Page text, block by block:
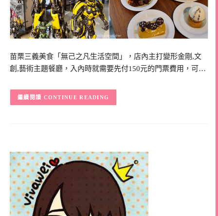
苗栗三義美食「無己之凡生活空間」，店內主打變形金剛,文
創,藝術主題餐廳，入內時就需要先付150元的門票費用，可…
CONTINUE READING